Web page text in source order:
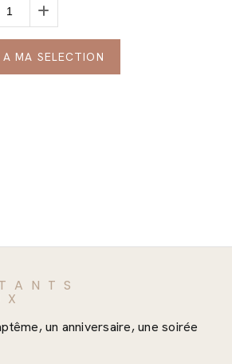
MA SELECTION
un anniversaire, une soirée